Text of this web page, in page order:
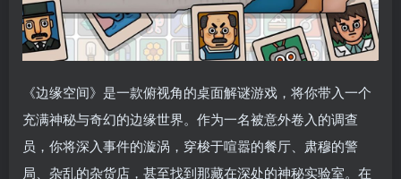
《边缘空间》是一款俯视角的桌面解谜游戏，将你带入一个
充满神秘与奇幻的边缘世界。作为一名被意外卷入的调查
员，你将深入事件的漩涡，穿梭于喧嚣的餐厅、肃穆的警
局、杂乱的杂货店，甚至找到那藏在深处的神秘实验室。在